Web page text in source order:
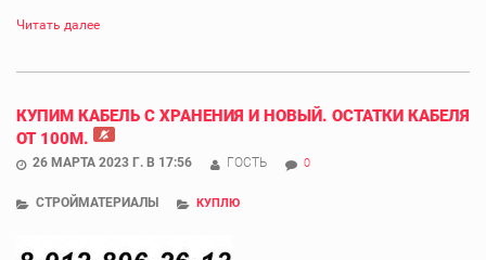
Читать далее
КУПИМ КАБЕЛЬ С ХРАНЕНИЯ И НОВЫЙ. ОСТАТКИ КАБЕЛЯ
ОТ 100М.
26 МАРТА 2023 Г. В 17:56 ГОСТЬ 0
СТРОЙМАТЕРИАЛЫ КУПЛЮ